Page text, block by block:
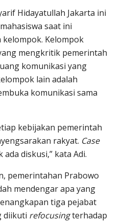
Hidayatullah Jakarta ini
saat ini
Kelompok
mengkritik pemerintah
komunikasi yang
lain adalah
komunikasi sama
kebijakan pemerintah
rakyat. Case
diskusi,” kata Adi.
pemerintahan Prabowo
mendengar apa yang
tiga pejabat
diikuti refocusingterhadap